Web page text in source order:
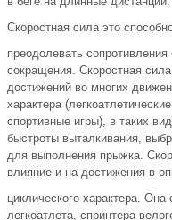
Скоростная сила это
преодолевать
сокращения. Скоростная
достижений во многих
характера
спортивные игры), в таких
быстроты выталкивания,
для выполнения прыжка.
влияние и на достижения в
циклического характера.
легкоатлета, спринтера-